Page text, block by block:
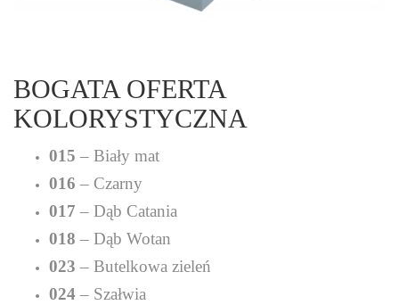
BOGATA OFERTA
KOLORYSTYCZNA
015 – Biały mat
016 – Czarny
017 – Dąb Catania
018 – Dąb Wotan
023 – Butelkowa zieleń
024 – Szałwia